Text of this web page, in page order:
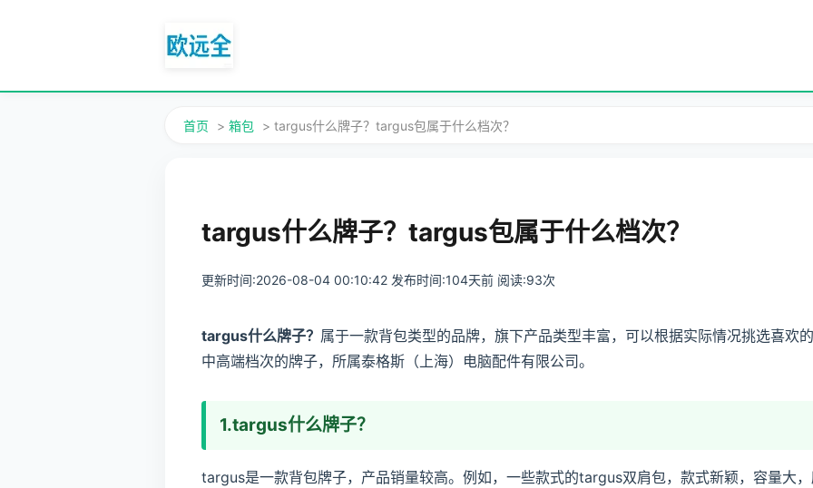
首页 > 箱包 > targus什么牌子？targus包属于什么档次？
targus什么牌子？targus包属于什么档次？
更新时间:2026-08-04 00:10:42 发布时间:104天前 阅读:93次
targus什么牌子？ 属于一款背包类型的品牌，旗下产品类型丰富，可以根据实际情况挑选喜欢
中高端档次的牌子，所属泰格斯（上海）电脑配件有限公司。
1.targus什么牌子？
targus是一款背包牌子，产品销量较高。例如，一些款式的targus双肩包，款式新颖，容量大